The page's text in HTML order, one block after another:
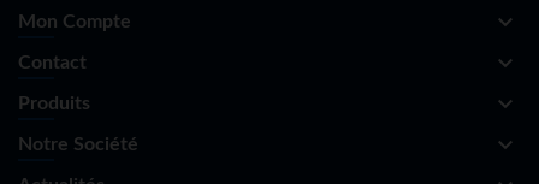
Mon Compte keyboard_arrow_down
Contact keyboard_arrow_down
Produits keyboard_arrow_down
Notre Société keyboard_arrow_down